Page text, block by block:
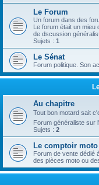
Le Forum
Un forum dans des
Le forum était un mieu
de dscussion
Sujets : 1
Le Sénat
Forum politique. Son
Au chapitre
Tout bon motard sait
Forum généraliste sur
Sujets : 2
Le comptoir moto
Forum de vente dédié
des pièces moto ou